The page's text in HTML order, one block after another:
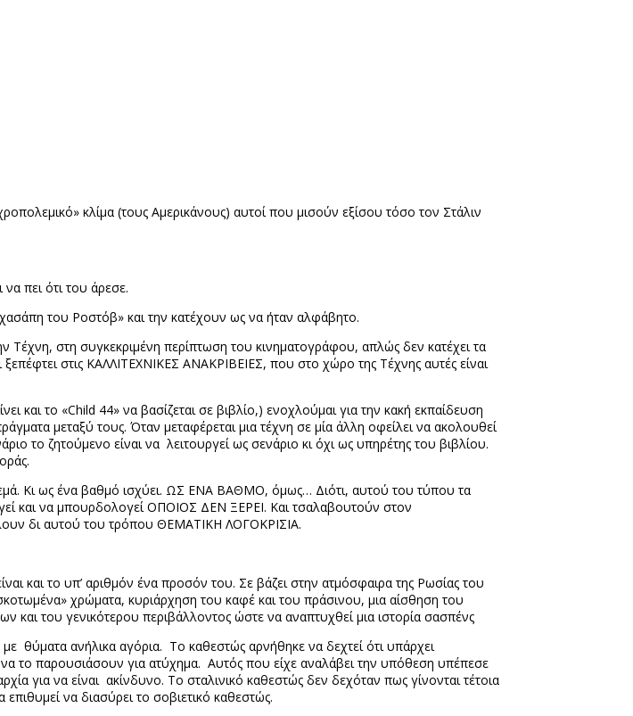
κλίμα (τους Αμερικάνους) αυτοί που μισούν εξίσου τόσο τον Στάλιν
πει ότι του άρεσε.
του Ροστόβ» και την κατέχουν ως να ήταν αλφάβητο.
Τέχνη, στη συγκεκριμένη περίπτωση του κινηματογράφου, απλώς δεν κατέχει τα
στις ΚΑΛΛΙΤΕΧΝΙΚΕΣ ΑΝΑΚΡΙΒΕΙΕΣ, που στο χώρο της Τέχνης αυτές είναι
και το «Child 44» να βασίζεται σε βιβλίο,) ενοχλούμαι για την κακή εκπαίδευση
μεταξύ τους. Όταν μεταφέρεται μια τέχνη σε μία άλλη οφείλει να ακολουθεί
το ζητούμενο είναι να λειτουργεί ως σενάριο κι όχι ως υπηρέτης του βιβλίου.
Κι ως ένα βαθμό ισχύει. ΩΣ ΕΝΑ ΒΑΘΜΟ, όμως… Διότι, αυτού του τύπου τα
και να μπουρδολογεί ΟΠΟΙΟΣ ΔΕΝ ΞΕΡΕΙ. Και τσαλαβουτούν στον
δι αυτού του τρόπου ΘΕΜΑΤΙΚΗ ΛΟΓΟΚΡΙΣΙΑ.
και το υπ’ αριθμόν ένα προσόν του. Σε βάζει στην ατμόσφαιρα της Ρωσίας του
χρώματα, κυριάρχηση του καφέ και του πράσινου, μια αίσθηση του
του γενικότερου περιβάλλοντος ώστε να αναπτυχθεί μια ιστορία σασπένς
θύματα ανήλικα αγόρια. Το καθεστώς αρνήθηκε να δεχτεί ότι υπάρχει
το παρουσιάσουν για ατύχημα. Αυτός που είχε αναλάβει την υπόθεση υπέπεσε
για να είναι ακίνδυνο. Το σταλινικό καθεστώς δεν δεχόταν πως γίνονται τέτοια
να διασύρει το σοβιετικό καθεστώς.